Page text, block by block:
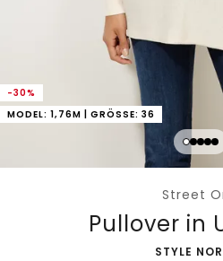
-30%
MODEL: 1,76M | GRÖSSE: 36
Street
Pullover in
-
STYLE